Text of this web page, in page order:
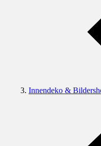
Innendeko &